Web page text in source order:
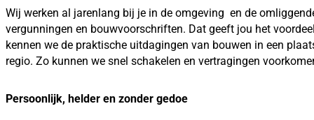
Wij werken al jarenlang bij je in de omgeving en de
vergunningen en bouwvoorschriften. Dat geeft jou het
kennen we de praktische uitdagingen van bouwen in een
regio. Zo kunnen we snel schakelen en vertragingen
Persoonlijk, helder en zonder gedoe